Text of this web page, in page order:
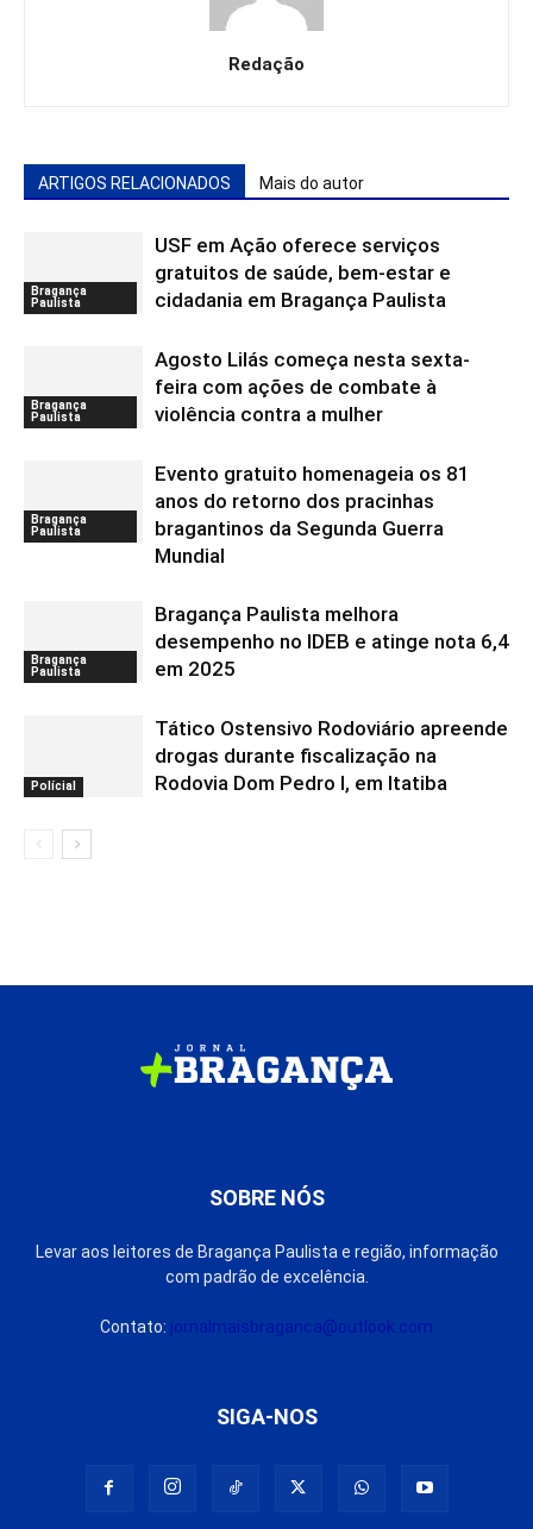
Redação
ARTIGOS RELACIONADOS Mais do autor
Bragança
Paulista
USF em Ação oferece serviços
gratuitos de saúde, bem-estar e
cidadania em Bragança Paulista
Bragança
Paulista
Agosto Lilás começa nesta sexta-
feira com ações de combate à
violência contra a mulher
Bragança
Paulista
Evento gratuito homenageia os 81
anos do retorno dos pracinhas
bragantinos da Segunda Guerra
Mundial
Bragança
Paulista
Bragança Paulista melhora
desempenho no IDEB e atinge nota 6,4
em 2025
Polícial
Tático Ostensivo Rodoviário apreende
drogas durante fiscalização na
Rodovia Dom Pedro I, em Itatiba
SOBRE NÓS
Levar aos leitores de Bragança Paulista e região, informação
com padrão de excelência.
Contato: jornalmaisbraganca@outlook.com
SIGA-NOS